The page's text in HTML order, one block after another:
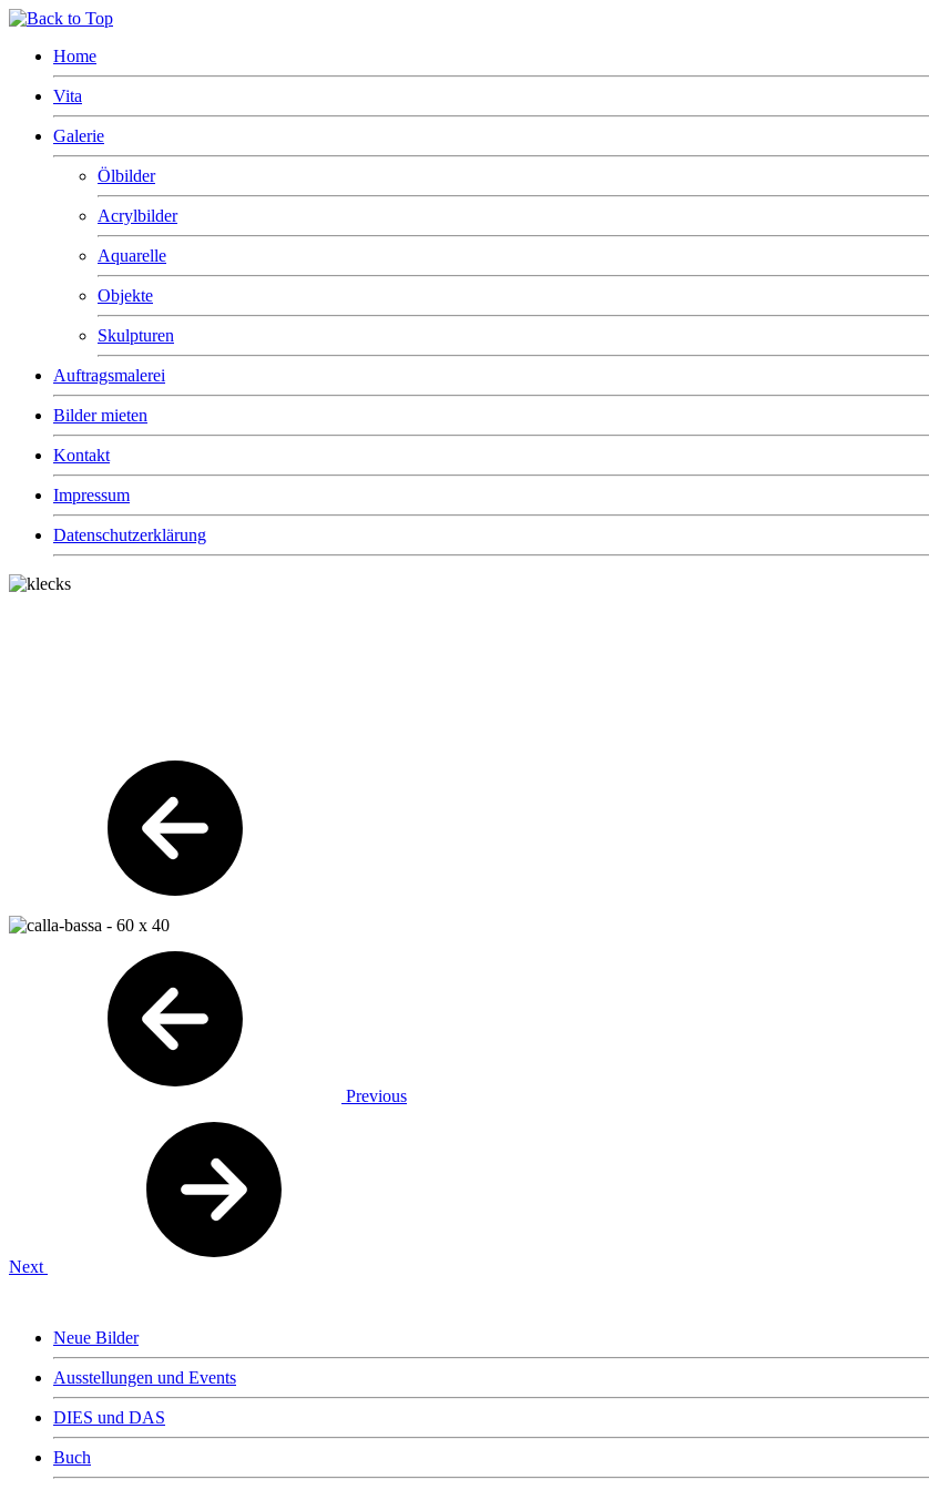
Home
Vita
Galerie
Ölbilder
Acrylbilder
Aquarelle
Objekte
Skulpturen
Auftragsmalerei
Bilder mieten
Kontakt
Impressum
Datenschutzerklärung
Previous
Next
Neue Bilder
Ausstellungen und Events
DIES und DAS
Buch